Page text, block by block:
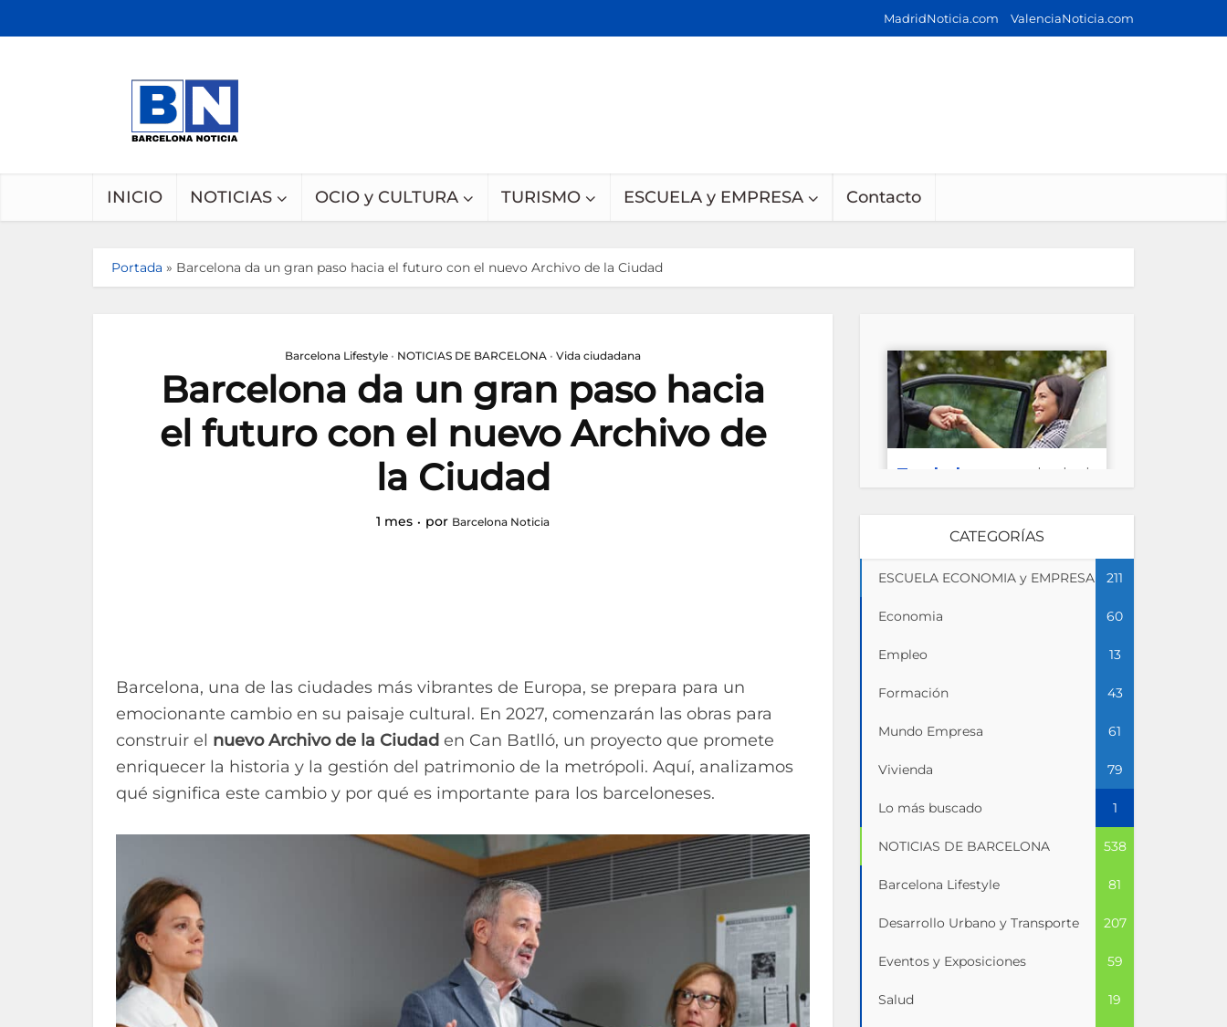
MadridNoticia.com ValenciaNoticia.com
INICIO NOTICIAS OCIO y CULTURA TURISMO ESCUELA y EMPRESA Contacto
Portada » Barcelona da un gran paso hacia el futuro con el nuevo Archivo de la Ciudad
Barcelona Lifestyle • NOTICIAS DE BARCELONA • Vida ciudadana
Barcelona da un gran paso hacia
el futuro con el nuevo Archivo de
la Ciudad
1 mes por Barcelona Noticia
Barcelona, una de las ciudades más vibrantes de Europa, se prepara para un
emocionante cambio en su paisaje cultural. En 2027, comenzarán las obras para
construir el nuevo Archivo de la Ciudad en Can Batlló, un proyecto que promete
enriquecer la historia y la gestión del patrimonio de la metrópoli. Aquí, analizamos
qué significa este cambio y por qué es importante para los barceloneses.
CATEGORÍAS
ESCUELA ECONOMIA y EMPRESA 211
Economia 60
Empleo 13
Formación 43
Mundo Empresa 61
Vivienda 79
Lo más buscado 1
NOTICIAS DE BARCELONA 538
Barcelona Lifestyle 81
Desarrollo Urbano y Transporte 207
Eventos y Exposiciones 59
Salud 19